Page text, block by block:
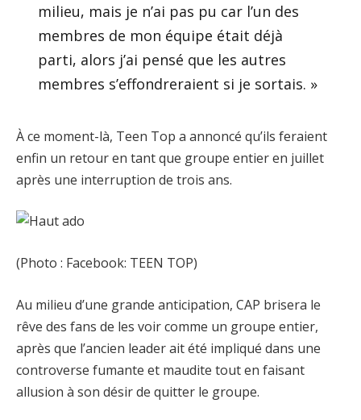
milieu, mais je n’ai pas pu car l’un des
membres de mon équipe était déjà
parti, alors j’ai pensé que les autres
membres s’effondreraient si je sortais. »
À ce moment-là, Teen Top a annoncé qu’ils feraient
enfin un retour en tant que groupe entier en juillet
après une interruption de trois ans.
(Photo : Facebook: TEEN TOP)
Au milieu d’une grande anticipation, CAP brisera le
rêve des fans de les voir comme un groupe entier,
après que l’ancien leader ait été impliqué dans une
controverse fumante et maudite tout en faisant
allusion à son désir de quitter le groupe.